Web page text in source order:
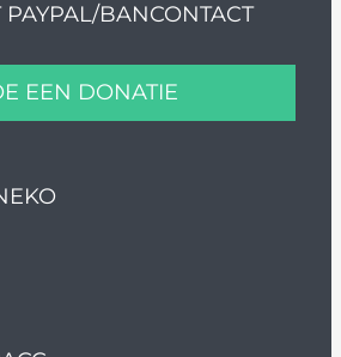
BANCONTACT
EEN DONATIE